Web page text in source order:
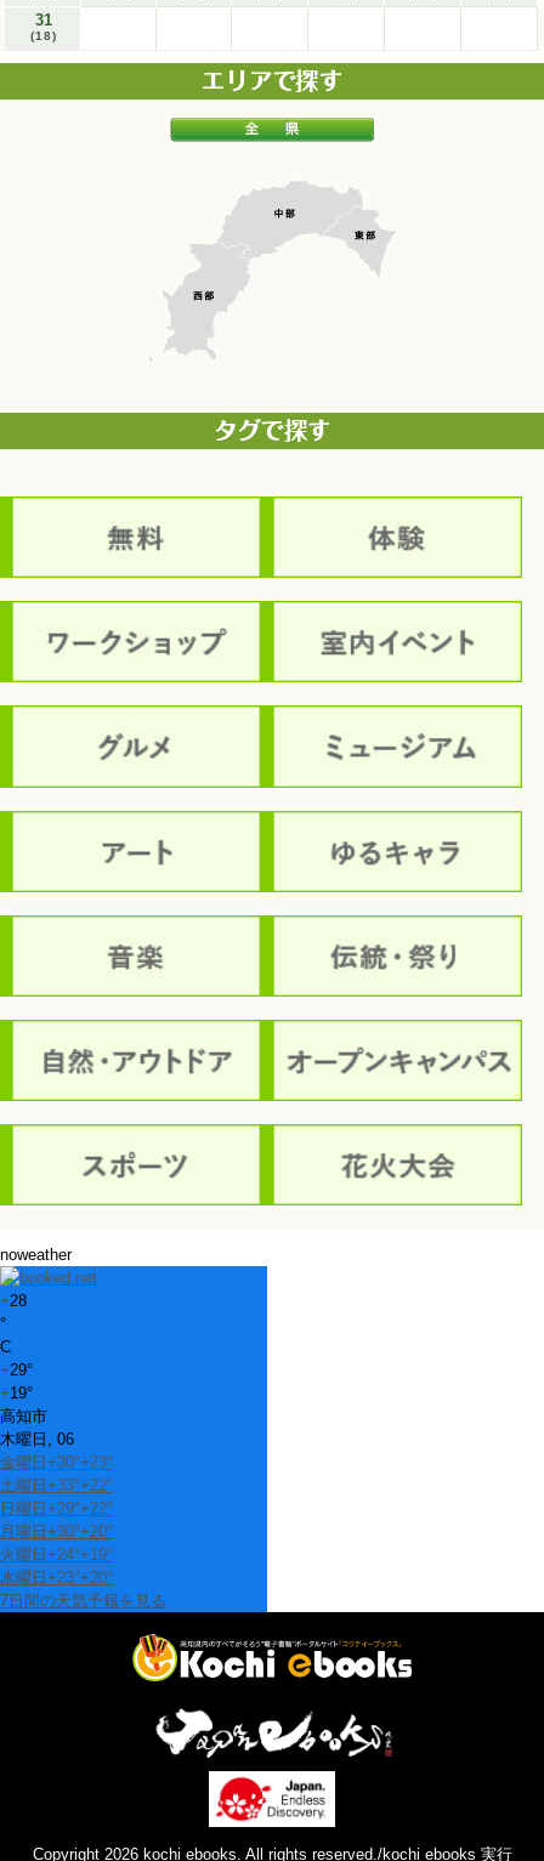
31
(18)
noweather
+28
°
C
+29°
+19°
高知市
木曜日, 06
金曜日 +30°+23°
土曜日 +33°+22°
日曜日 +29°+22°
月曜日 +30°+20°
火曜日 +24°+19°
水曜日 +23°+20°
7日間の天気予報を見る
Copyright 2026 kochi ebooks. All rights reserved./kochi ebooks 実行